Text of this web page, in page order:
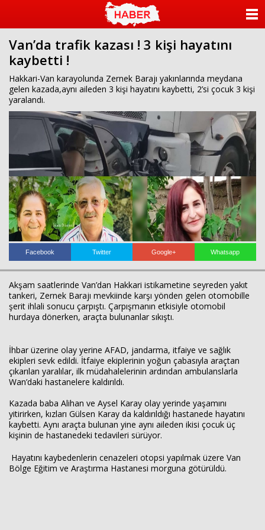
Van’da trafik kazası ! 3 kişi hayatını
kaybetti !
Hakkari-Van karayolunda Zernek Barajı yakınlarında meydana
gelen kazada,aynı aileden 3 kişi hayatını kaybetti, 2’si çocuk 3 kişi
yaralandı.
Facebook Twitter Google+ Whatsapp
Akşam saatlerinde Van’dan Hakkari istikametine seyreden yakıt
tankeri, Zernek Barajı mevkiinde karşı yönden gelen otomobille
şerit ihlali sonucu çarpıştı. Çarpışmanın etkisiyle otomobil
hurdaya dönerken, araçta bulunanlar sıkıştı.
İhbar üzerine olay yerine AFAD, jandarma, itfaiye ve sağlık
ekipleri sevk edildi. İtfaiye ekiplerinin yoğun çabasıyla araçtan
çıkarılan yaralılar, ilk müdahalelerinin ardından ambulanslarla
Wan’daki hastanelere kaldırıldı.
Kazada baba Alihan ve Aysel Karay olay yerinde yaşamını
yitirirken, kızları Gülsen Karay da kaldırıldığı hastanede hayatını
kaybetti. Aynı araçta bulunan yine aynı aileden ikisi çocuk üç
kişinin de hastanedeki tedavileri sürüyor.
Hayatını kaybedenlerin cenazeleri otopsi yapılmak üzere Van
Bölge Eğitim ve Araştırma Hastanesi morguna götürüldü.
KATEGORİLER
FOTO GALERİ
VİDEO GALERİ
KÜNYE
İLETİŞİM
Haberin Doğru Adresi.